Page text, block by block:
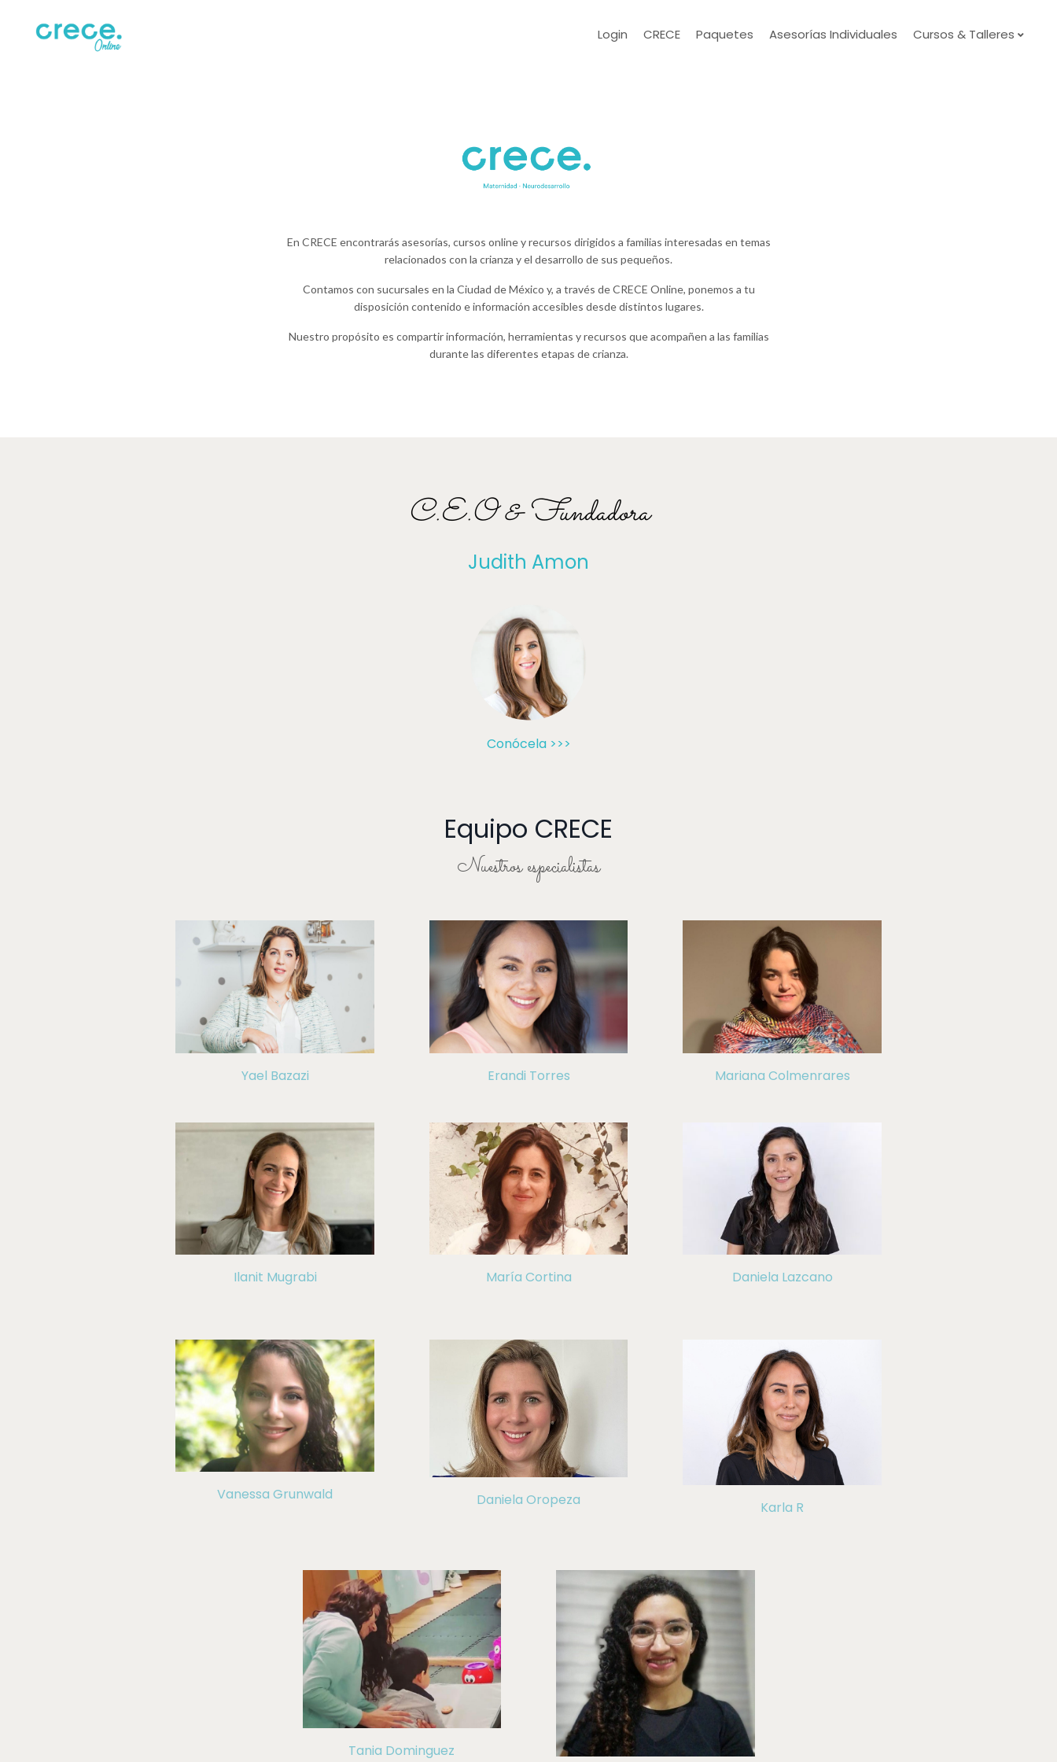
Login CRECE Paquetes Asesorías Individuales Cursos & Talleres
En CRECE encontrarás asesorías, cursos online y recursos dirigidos a familias interesadas en temas
relacionados con la crianza y el desarrollo de sus pequeños.
Contamos con sucursales en la Ciudad de México y, a través de CRECE Online, ponemos a tu
disposición contenido e información accesibles desde distintos lugares.
Nuestro propósito es compartir información, herramientas y recursos que acompañen a las familias
durante las diferentes etapas de crianza.
C.E.O & Fundadora
Judith Amon
Conócela >>>
Equipo CRECE
Nuestros especialistas
Yael Bazazi Erandi Torres Mariana Colmenrares
Ilanit Mugrabi María Cortina Daniela Lazcano
Vanessa Grunwald Daniela Oropeza Karla R
Tania Dominguez